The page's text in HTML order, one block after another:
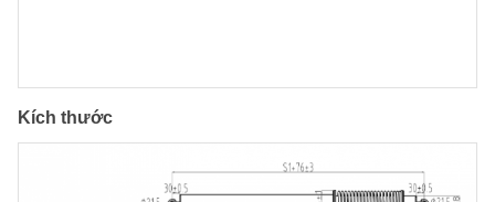
Kích thước